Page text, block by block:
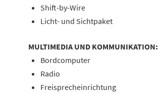
Shift-by-Wire
Licht- und Sichtpaket
MULTIMEDIA UND KOMMUNIKATION:
Bordcomputer
Radio
Freisprecheinrichtung